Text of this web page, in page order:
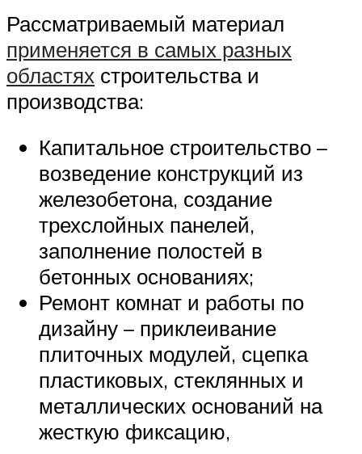
Рассматриваемый материал
применяется в самых разных
областях строительства и
производства:
Капитальное строительство –
возведение конструкций из
железобетона, создание
трехслойных панелей,
заполнение полостей в
бетонных основаниях;
Ремонт комнат и работы по
дизайну – приклеивание
плиточных модулей, сцепка
пластиковых, стеклянных и
металлических оснований на
жесткую фиксацию,